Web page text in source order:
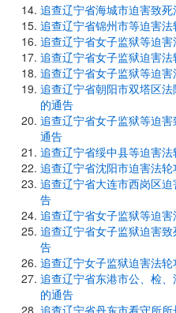
追查辽宁省海城市迫害致
追查辽宁省锦州市等迫害
追查辽宁省女子监狱等迫
追查辽宁省女子监狱迫害
追查辽宁省女子监狱等迫
追查辽宁省朝阳市双塔区
的通告
追查辽宁省女子监狱等迫
通告
追查辽宁省绥中县等迫害
追查辽宁省沈阳市迫害法
追查辽宁省大连市西岗区
告
追查辽宁省女子监狱等迫
追查辽宁省女子监狱迫害
告
追查辽宁女子监狱迫害法
追查辽宁省东港市公、检
的通告
追查辽宁省丹东市看守所